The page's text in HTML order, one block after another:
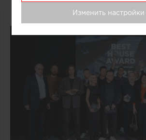
Изменить настройки